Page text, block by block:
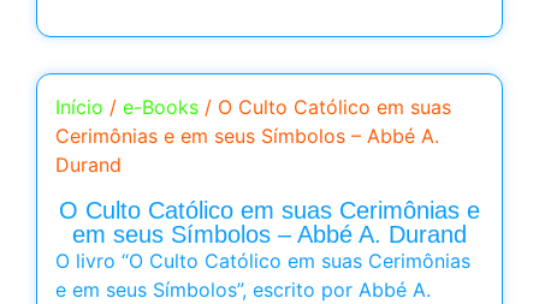
Início / e-Books / O Culto Católico em suas
Cerimônias e em seus Símbolos – Abbé A.
Durand
O Culto Católico em suas Cerimônias e
em seus Símbolos – Abbé A. Durand
O livro “O Culto Católico em suas Cerimônias
e em seus Símbolos”, escrito por Abbé A.